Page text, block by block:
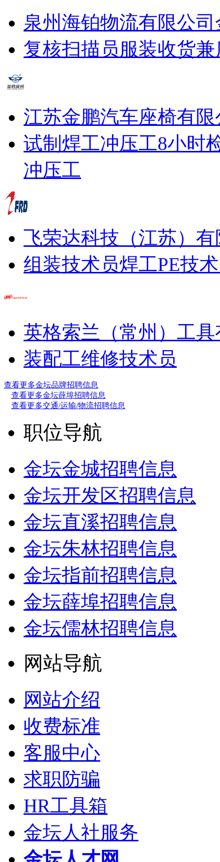
泉州海铂物流有限公
复核扫描员服装收货
江苏金鹏汽车座椅有限
试制焊工冲压工8小时
冲压工
飞荣达科技（江苏）
组装技术员焊工PE技
英格索兰（常州）工
装配工维修技术员
查看更多金坛品牌招聘信息
查看更多金坛薛埠招聘信息
查看更多交通/运输/物流招聘信息
职位导航
金坛金城招聘信息
金坛开发区招聘信息
金坛直溪招聘信息
金坛朱林招聘信息
金坛指前招聘信息
金坛薛埠招聘信息
金坛儒林招聘信息
网站导航
网站介绍
收费标准
客服中心
求职防骗
HR工具箱
金坛人社服务